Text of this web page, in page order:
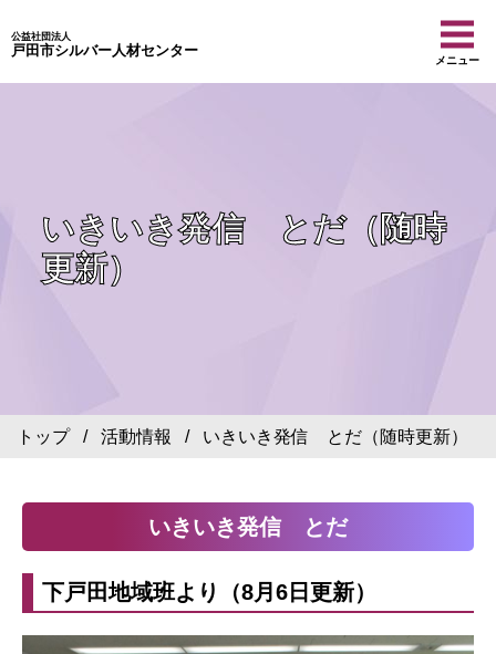
公益社団法人
戸田市シルバー人材センター
メニュー
いきいき発信 とだ（随時
更新）
トップ/ 活動情報 / いきいき発信 とだ（随時更新）
いきいき発信 とだ
下戸田地域班より（8月6日更新）